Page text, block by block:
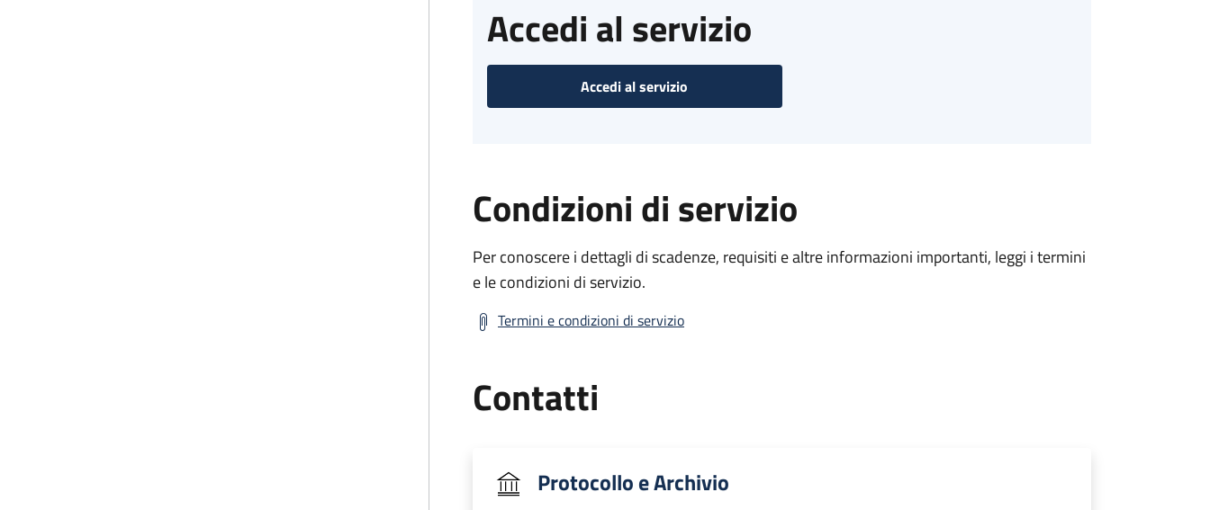
Accedi al servizio
Accedi al servizio
Condizioni di servizio
Per conoscere i dettagli di scadenze, requisiti e altre informazioni importanti, leggi i termini
e le condizioni di servizio.
Termini e condizioni di servizio
Contatti
Protocollo e Archivio